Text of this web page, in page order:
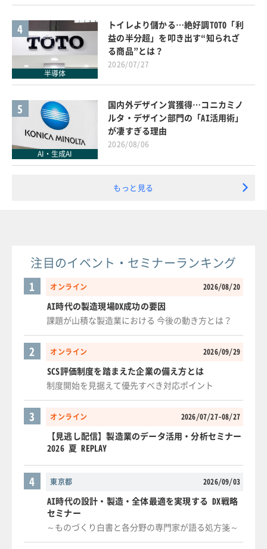
4
半導体
トイレより儲かる…絶好調TOTO「利
益の半分超」を叩き出す“知られざ
る商品”とは？
2026/07/27
5
AI・生成AI
国内外デザイン賞獲得…コニカミノ
ルタ・デザイン部門の「AI活用術」
が凄すぎる理由
2026/08/06
もっと見る
注目のイベント・セミナーランキング
オンライン 2026/08/20
1
AI時代の製造現場DX成功の要因
課題が山積な製造業における 今後の動き方とは？
オンライン 2026/09/29
2
SCS評価制度を踏まえた企業の備え方とは
制度開始を見据えて優先すべき対応ポイント
オンライン 2026/07/27-08/27
3
【見逃し配信】製造業のデータ活用・分析セミナー
2026 夏 REPLAY
東京都 2026/09/03
4
AI時代の設計・製造・全体最適を実現する DX戦略
セミナー
～ものづくり白書と各分野の専門家が語る処方箋～